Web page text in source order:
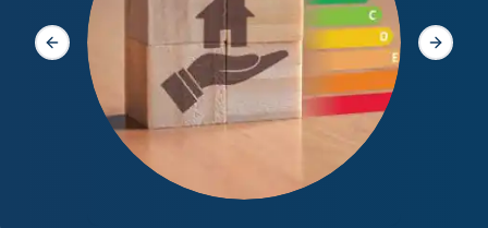
Slide précédente Slide